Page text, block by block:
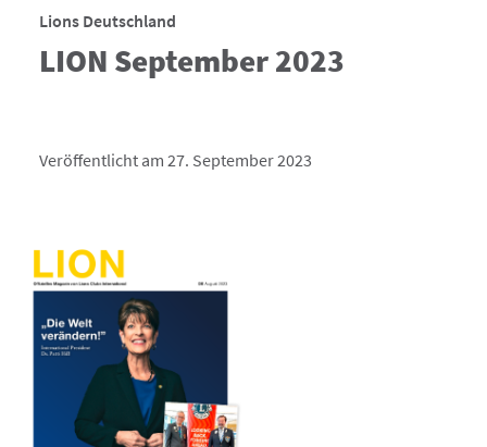
Lions Deutschland
LION September 2023
Veröffentlicht am 27. September 2023